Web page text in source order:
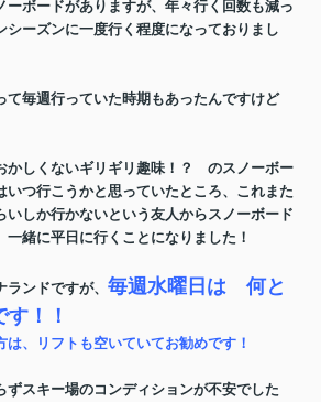
ボードがありますが、年々行く回数も減っ
シーズンに一度行く程度になっておりまし
毎週行っていた時期もあったんですけど
かしくないギリギリ趣味！？ のスノーボー
いつ行こうかと思っていたところ、これまた
いしか行かないという友人からスノーボード
緒に平日に行くことになりました！
ンドですが、 毎週水曜日は 何と
！！
、リフトも空いていてお勧めです！
ずスキー場のコンディションが不安でした